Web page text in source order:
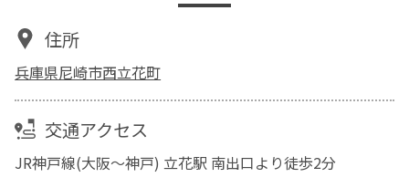
住所
兵庫県尼崎市西立花町
交通アクセス
JR神戸線(大阪～神戸) 立花駅 南出口より徒歩2分